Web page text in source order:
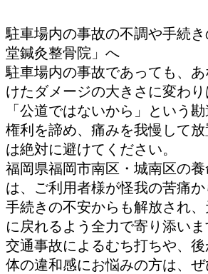
駐車場内の事故の不調や手続
堂鍼灸整骨院」へ
駐車場内の事故であっても、
けたダメージの大きさに変わり
「公道ではないから」という
権利を諦め、痛みを我慢して
は絶対に避けてください。
福岡県福岡市南区・城南区の
は、ご利用者様が怪我の苦痛
手続きの不安からも解放され
に戻れるよう全力で寄り添いま
交通事故によるむち打ちや、
体の違和感にお悩みの方は、